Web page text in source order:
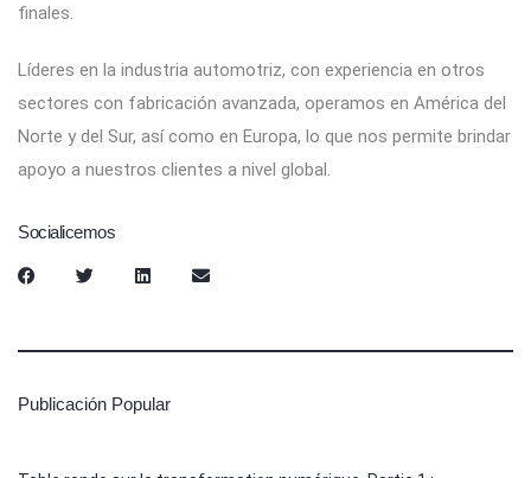
finales.
Líderes en la industria automotriz, con experiencia en otros
sectores con fabricación avanzada, operamos en América del
Norte y del Sur, así como en Europa, lo que nos permite brindar
apoyo a nuestros clientes a nivel global.
Socialicemos
Publicación Popular